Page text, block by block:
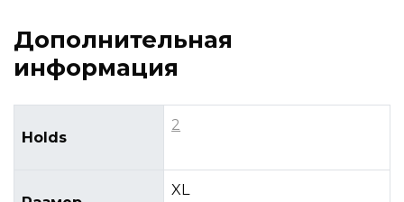
Дополнительная
информация
Holds
2
XL